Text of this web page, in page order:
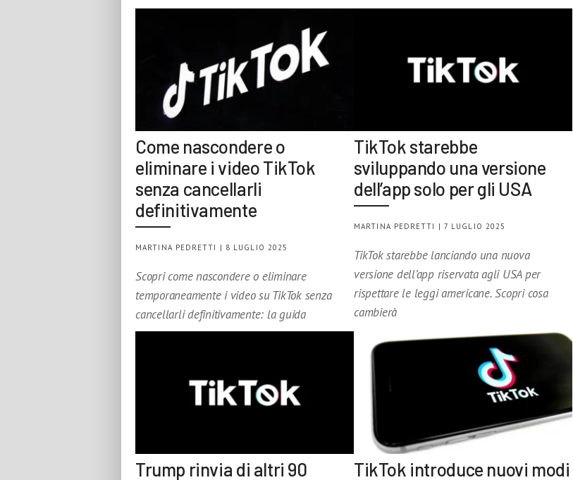
Come nascondere o
eliminare i video TikTok
senza cancellarli
definitivamente
MARTINA PEDRETTI | 8 LUGLIO 2025
Scopri come nascondere o eliminare
temporaneamente i video su TikTok senza
cancellarli definitivamente: la guida
TikTok starebbe
sviluppando una versione
dell’app solo per gli USA
MARTINA PEDRETTI | 7 LUGLIO 2025
TikTok starebbe lanciando una nuova
versione dell’app riservata agli USA per
rispettare le leggi americane. Scopri cosa
cambierà
Trump rinvia di altri 90
TikTok introduce nuovi modi